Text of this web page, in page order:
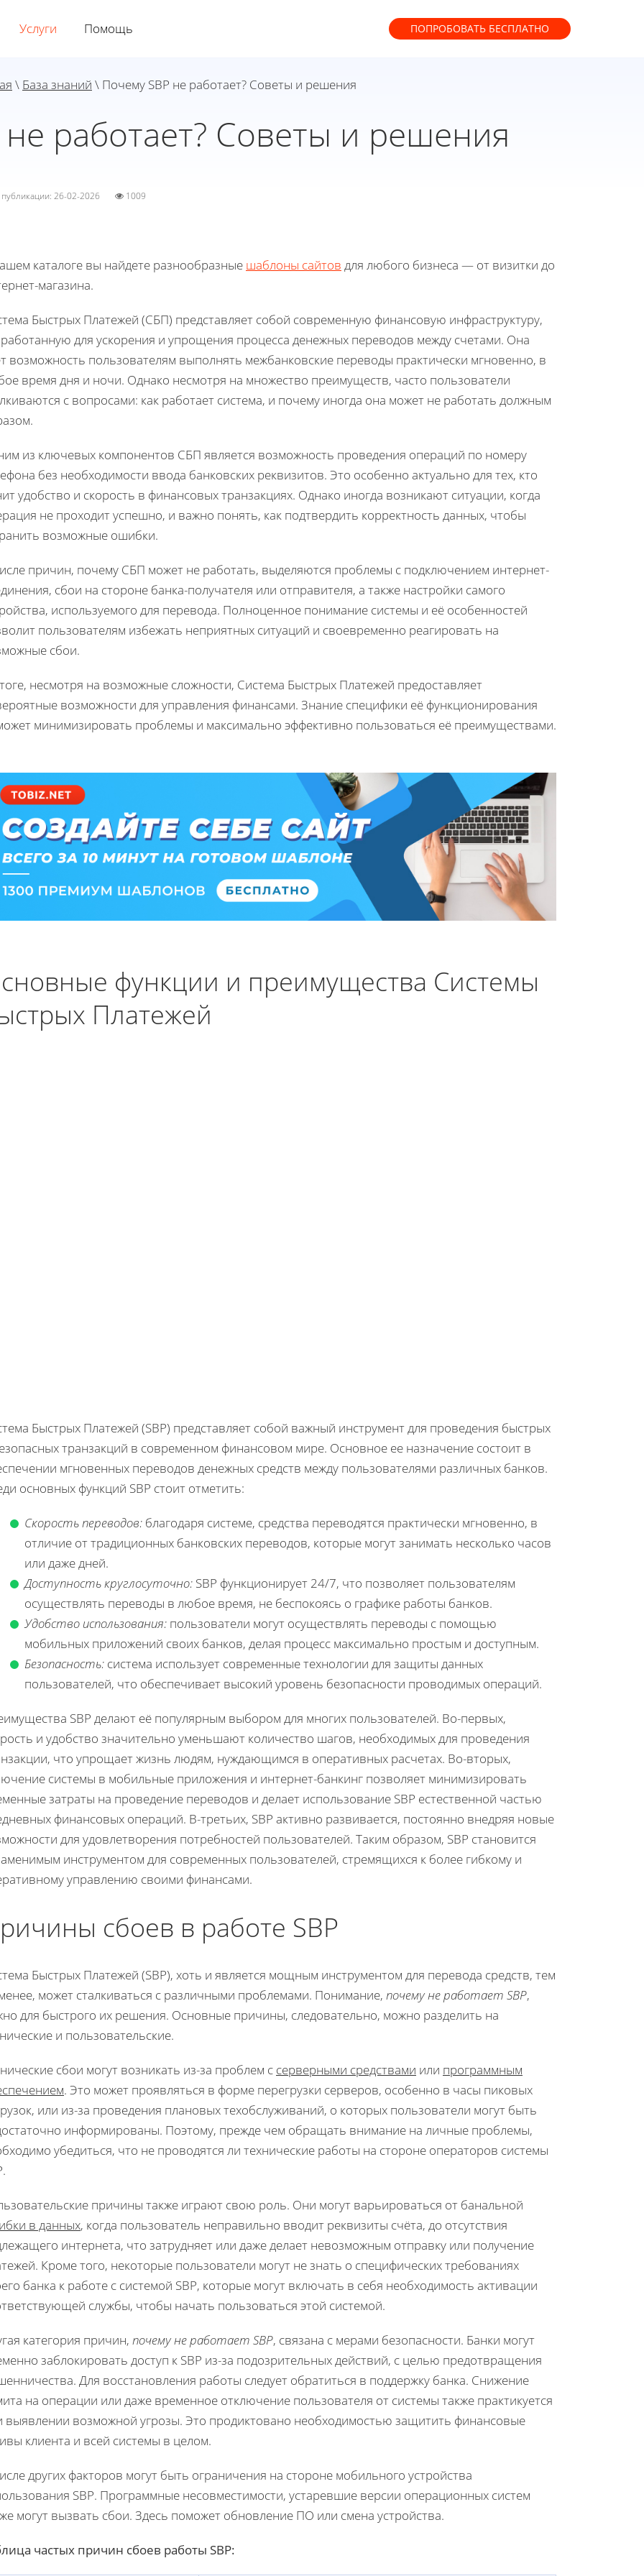
Услуги Помощь ПОПРОБОВАТЬ БЕСПЛАТНО
\ База знаний \ Почему SBP не работает? Советы и решения
работает? Советы и решения
публикации: 26-02-2026 1009
каталоге вы найдете разнообразные шаблоны сайтов для любого бизнеса — от визитки до
магазина.
Быстрых Платежей (СБП) представляет собой современную финансовую инфраструктуру,
для ускорения и упрощения процесса денежных переводов между счетами. Она
возможность пользователям выполнять межбанковские переводы практически мгновенно, в
время дня и ночи. Однако несмотря на множество преимуществ, часто пользователи
с вопросами: как работает система, и почему иногда она может не работать должным
из ключевых компонентов СБП является возможность проведения операций по номеру
без необходимости ввода банковских реквизитов. Это особенно актуально для тех, кто
удобство и скорость в финансовых транзакциях. Однако иногда возникают ситуации, когда
не проходит успешно, и важно понять, как подтвердить корректность данных, чтобы
возможные ошибки.
причин, почему СБП может не работать, выделяются проблемы с подключением интернет-
сбои на стороне банка-получателя или отправителя, а также настройки самого
используемого для перевода. Полноценное понимание системы и её особенностей
пользователям избежать неприятных ситуаций и своевременно реагировать на
сбои.
несмотря на возможные сложности, Система Быстрых Платежей предоставляет
возможности для управления финансами. Знание специфики её функционирования
минимизировать проблемы и максимально эффективно пользоваться её преимуществами.
функции и преимущества Системы
Платежей
Быстрых Платежей (SBP) представляет собой важный инструмент для проведения быстрых
транзакций в современном финансовом мире. Основное ее назначение состоит в
мгновенных переводов денежных средств между пользователями различных банков.
основных функций SBP стоит отметить:
Скорость переводов: благодаря системе, средства переводятся практически мгновенно, в
отличие от традиционных банковских переводов, которые могут занимать несколько часов
или даже дней.
Доступность круглосуточно: SBP функционирует 24/7, что позволяет пользователям
осуществлять переводы в любое время, не беспокоясь о графике работы банков.
Удобство использования: пользователи могут осуществлять переводы с помощью
мобильных приложений своих банков, делая процесс максимально простым и доступным.
Безопасность: система использует современные технологии для защиты данных
пользователей, что обеспечивает высокий уровень безопасности проводимых операций.
SBP делают её популярным выбором для многих пользователей. Во-первых,
и удобство значительно уменьшают количество шагов, необходимых для проведения
что упрощает жизнь людям, нуждающимся в оперативных расчетах. Во-вторых,
системы в мобильные приложения и интернет-банкинг позволяет минимизировать
затраты на проведение переводов и делает использование SBP естественной частью
финансовых операций. В-третьих, SBP активно развивается, постоянно внедряя новые
для удовлетворения потребностей пользователей. Таким образом, SBP становится
инструментом для современных пользователей, стремящихся к более гибкому и
управлению своими финансами.
сбоев в работе SBP
Быстрых Платежей (SBP), хоть и является мощным инструментом для перевода средств, тем
может сталкиваться с различными проблемами. Понимание, почему не работает SBP,
для быстрого их решения. Основные причины, следовательно, можно разделить на
и пользовательские.
сбои могут возникать из-за проблем с серверными средствами или программным
. Это может проявляться в форме перегрузки серверов, особенно в часы пиковых
или из-за проведения плановых техобслуживаний, о которых пользователи могут быть
информированы. Поэтому, прежде чем обращать внимание на личные проблемы,
убедиться, что не проводятся ли технические работы на стороне операторов системы
причины также играют свою роль. Они могут варьироваться от банальной
в данных, когда пользователь неправильно вводит реквизиты счёта, до отсутствия
интернета, что затрудняет или даже делает невозможным отправку или получение
Кроме того, некоторые пользователи могут не знать о специфических требованиях
банка к работе с системой SBP, которые могут включать в себя необходимость активации
службы, чтобы начать пользоваться этой системой.
категория причин, почему не работает SBP, связана с мерами безопасности. Банки могут
заблокировать доступ к SBP из-за подозрительных действий, с целью предотвращения
Для восстановления работы следует обратиться в поддержку банка. Снижение
на операции или даже временное отключение пользователя от системы также практикуется
выявлении возможной угрозы. Это продиктовано необходимостью защитить финансовые
клиента и всей системы в целом.
других факторов могут быть ограничения на стороне мобильного устройства
SBP. Программные несовместимости, устаревшие версии операционных систем
могут вызвать сбои. Здесь поможет обновление ПО или смена устройства.
частых причин сбоев работы SBP: